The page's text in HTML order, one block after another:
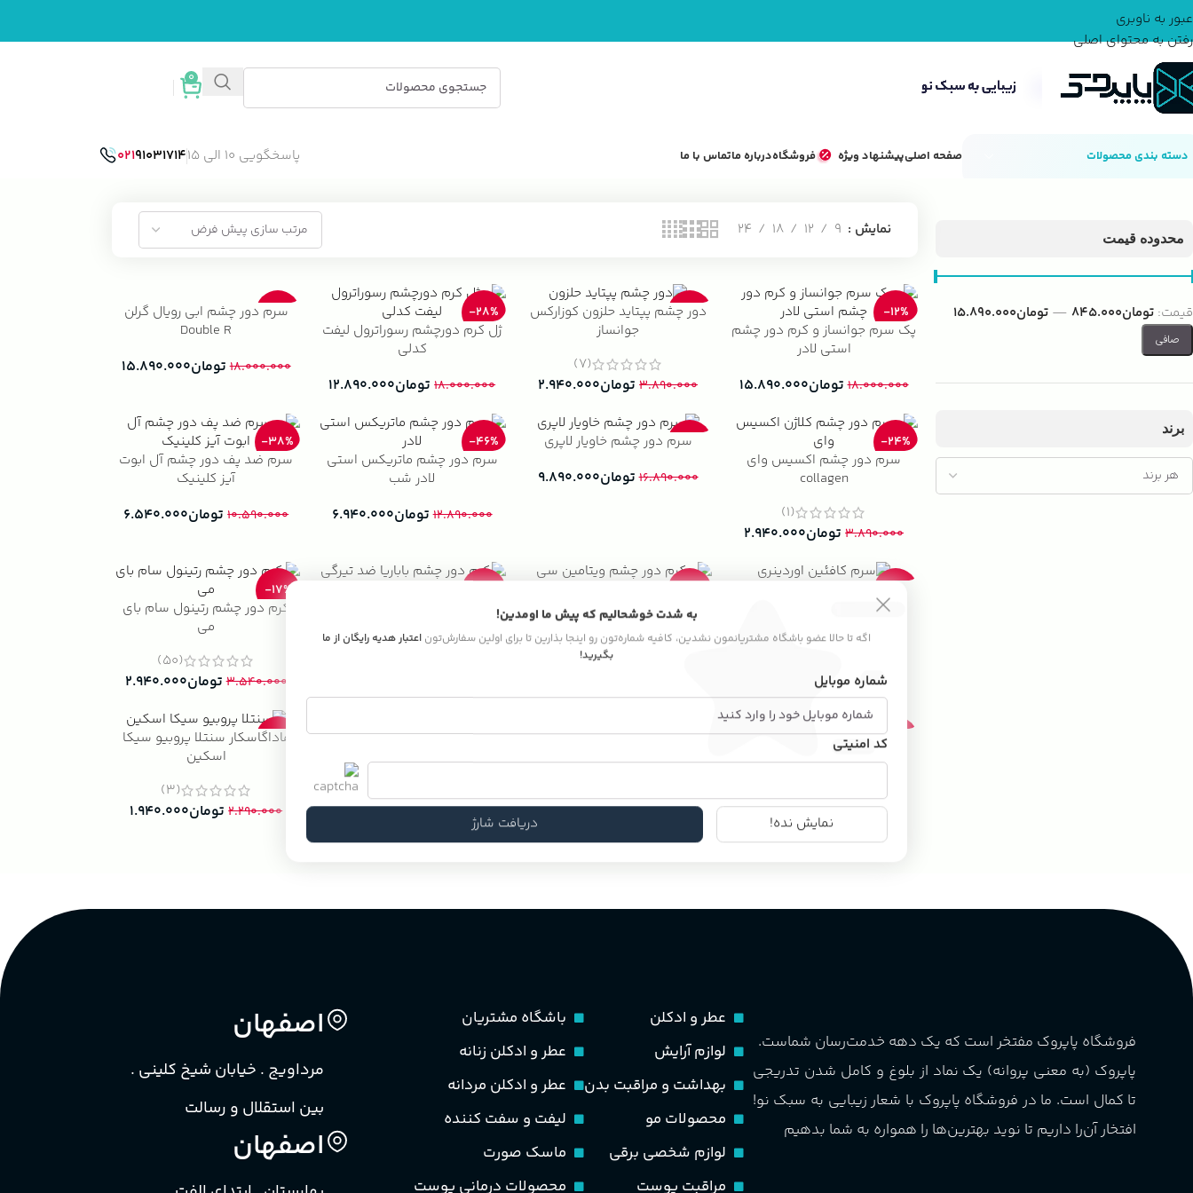
عبور به ناوبری
رفتن به محتوای اصلی
0
دسته بندی محصولات صفحه اصلیپیشنهاد ویژه فروشگاهدرباره ماتماس با ما پاسخگویی 10 الی 15 02191031714
محدوده قیمت
صافی
قيمت: تومان845.000 — تومان15.890.000
برند
نمایش 9
12
18
24
-12%
پک سرم جوانساز و کرم دور چشم
استی لادر
۱۸.۰۰۰.۰۰۰ تومان۱۵.۸۹۰.۰۰۰
-24%
دور چشم پپتاید حلزون کوزارکس
جوانساز
(7)
۳.۸۹۰.۰۰۰ تومان۲.۹۴۰.۰۰۰
-28%
ژل کرم دورچشم رسوراترول لیفت
کدلی
۱۸.۰۰۰.۰۰۰ تومان۱۲.۸۹۰.۰۰۰
-12%
سرم دور چشم ابی رویال گرلن
Double R
۱۸.۰۰۰.۰۰۰ تومان۱۵.۸۹۰.۰۰۰
-24%
سرم دور چشم اکسیس وای
collagen
(1)
۳.۸۹۰.۰۰۰ تومان۲.۹۴۰.۰۰۰
-41%
سرم دور چشم خاویار لاپری
۱۶.۸۹۰.۰۰۰ تومان۹.۸۹۰.۰۰۰
-46%
سرم دور چشم ماتریکس استی
لادر شب
۱۲.۸۹۰.۰۰۰ تومان۶.۹۴۰.۰۰۰
-38%
سرم ضد پف دور چشم آل ابوت
آیز کلینیک
۱۰.۵۹۰.۰۰۰ تومان۶.۵۴۰.۰۰۰
۲.۵۹۰.۰۰۰ تومان۱.۹۴۰.۰۰۰
کرم دور چشم ویتامین سی پلاس
استلین
تومان۸۴۵.۰۰۰
کرم دور چشم باباریا ضد تیرگی و
-17%
کرم دور چشم رتینول سام بای
می
(50)
۳.۵۴۰.۰۰۰ تومان۲.۹۴۰.۰۰۰
-28%کرم دور چشم کوزارکس
۴.۸۹۰.۰۰۰تومان۳.۵۴۰.۰۰۰
-31%
کرم دور چشم و لب 9 کاره باباریا
۲.۸۰۰.۰۰۰تومان۱.۹۴۰.۰۰۰
-42%
کرم دور چشم ویتال پرفکشن
۱۲.۸۹۰.۰۰۰تومان۷.۵۴۰.۰۰۰
-15%
ماداگاسکار سنتلا پروبیو سیکا
اسکین
(3)
۲.۲۹۰.۰۰۰ تومان۱.۹۴۰.۰۰۰
فروشگاه پاپروک مفتخر است که یک دهه خدمت‌رسان شماست.
پاپروک (به معنی پروانه) یک نماد از بلوغ و کامل شدن تدریجی
تا کمال است. ما در فروشگاه پاپروک با شعار زیبایی به سبک نو!
افتخار آن‌را داریم تا نوید بهترین‌ها را همواره به شما بدهیم
عطر و ادکلن
لوازم آرایش
بهداشت و مراقبت بدن
محصولات مو
لوازم شخصی برقی
مراقبت پوست
باشگاه مشتریان
عطر و ادکلن زنانه
عطر و ادکلن مردانه
لیفت و سفت کننده
ماسک صورت
محصولات درمانی پوست
اصفهان
مرداویج . خیابان شیخ کلینی .
بین استقلال و رسالت
اصفهان
به شدت خوشحالیم که پیش ما اومدین!
اگه تا حالا عضو باشگاه مشتریانمون نشدین، کافیه شماره‌تون رو اینجا بذارین تا برای اولین سفارش‌تون اعتبار هدیه رایگان از ما
بگیرید!
شماره موبایل
کد امنیتی
نمایش نده! دریافت شارژ